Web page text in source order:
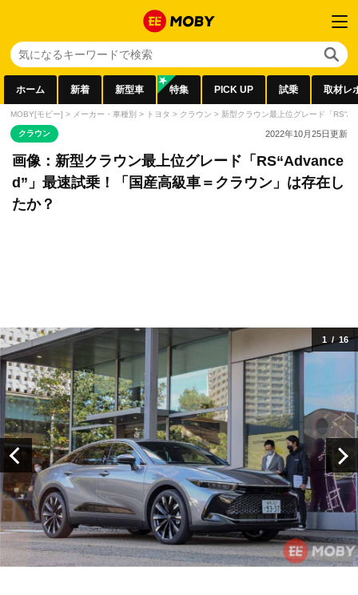
ホーム 新着 新型車 特集 PICK UP 試乗 取材レ
MOBY[モビー] > メーカー・車種別 > トヨタ > クラウン > 新型クラウン最上位グレード「
クラウン 2022年10月25日更新
画像：新型クラウン最上位グレード「RS“Advance
d”」最速試乗！「国産高級車＝クラウン」は存在し
たか？
1/16